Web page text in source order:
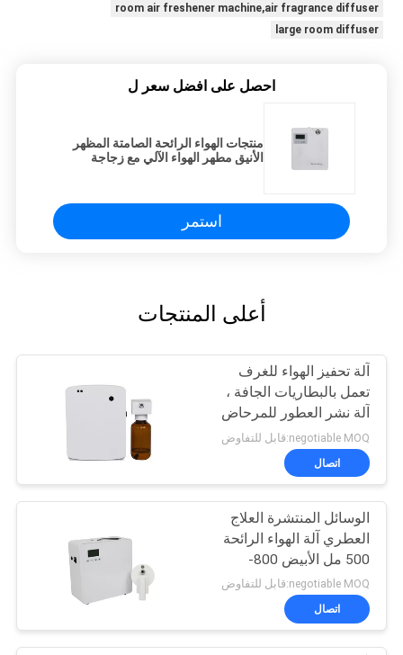
room air freshener machine,air fragrance diffuser
large room diffuser
احصل على افضل سعر ل
منتجات الهواء الرائحة الصامتة المظهر
الأنيق مطهر الهواء الآلي مع زجاجة
استمر
أعلى المنتجات
آلة تحفيز الهواء للغرف
تعمل بالبطاريات الجافة ،
آلة نشر العطور للمرحاض
negotiable MOQ:قابل للتفاوض
اتصال
الوسائل المنتشرة العلاج
العطري آلة الهواء الرائحة
500 مل الأبيض 800-
1200m3 تغطية الرائحة
negotiable MOQ:قابل للتفاوض
اتصال